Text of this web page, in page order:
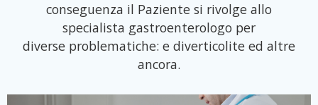
conseguenza il Paziente si rivolge allo
specialista gastroenterologo per
diverse problematiche: e diverticolite ed altre
ancora.